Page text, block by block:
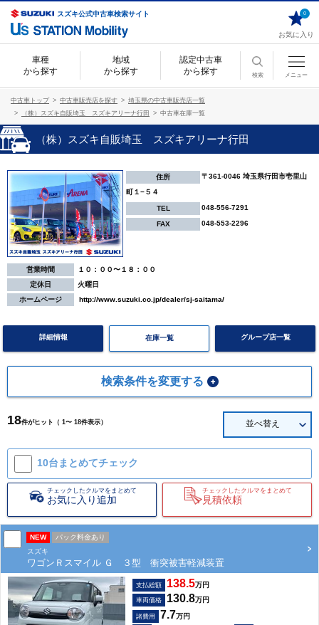
スズキ公式中古車検索サイト
お気に入り
0
車種
から探す
地域
から探す
認定中古車
から探す
検索 メニュー
中古車トップ 中古車販売店を探す
埼玉県の中古車販売店一覧
（株）スズキ自販埼玉 スズキアリーナ行田
中古車在庫一覧
（株）スズキ自販埼玉 スズキアリーナ行田
住所 〒361-0046 埼玉県行田市壱里山
町１−５４
TEL 048-556-7291
FAX 048-553-2296
営業時間
１０：００〜１８：００
定休日
火曜日
ホームページ
http://www.suzuki.co.jp/dealer/sj-saitama/
詳細情報 在庫一覧 グループ店一覧
検索条件を変更する
18件がヒット（ 1〜 18件表示） 並べ替え
10台まとめてチェック
チェックしたクルマをまとめて
お気に入り追加
チェックしたクルマをまとめて
見積依頼
NEW
パック料金あり
スズキ
ワゴンＲスマイル Ｇ ３型 衝突被害軽減装置
支払総額 138.5万円
車両価格 130.8万円
諸費用 7.7万円